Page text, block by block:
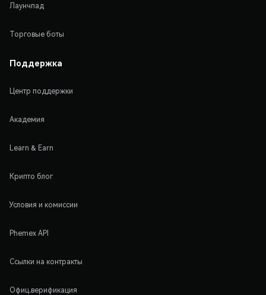
Лаунчпад
Торговые боты
Поддержка
Центр поддержки
Академия
Learn & Earn
Крипто блог
Условия и комиссии
Phemex API
Ссылки на контракты
Офиц.верификация